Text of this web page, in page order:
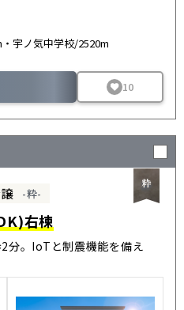
宇ノ気中学校/2520m
10
-粋-
右棟
分。IoTと制震機能を備え